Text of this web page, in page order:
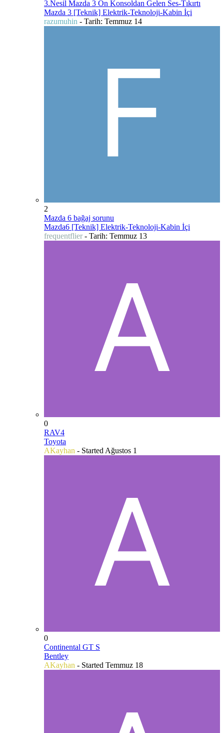
3.Nesil Mazda 3 Ön Konsoldan Gelen Ses-Tıkırtı
Mazda 3 [Teknik] Elektrik-Teknoloji-Kabin İçi
razumuhin - Tarih: Temmuz 14
2
Mazda 6 bağaj sorunu
Mazda6 [Teknik] Elektrik-Teknoloji-Kabin İçi
frequentflier - Tarih: Temmuz 13
0
RAV4
Toyota
AKayhan - Started Ağustos 1
0
Continental GT S
Bentley
AKayhan - Started Temmuz 18